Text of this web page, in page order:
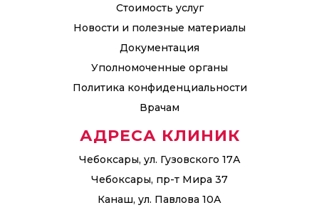
Стоимость услуг
Новости и полезные материалы
Документация
Уполномоченные органы
Политика конфиденциальности
Врачам
АДРЕСА КЛИНИК
Чебоксары, ул. Гузовского 17А
Чебоксары, пр-т Мира 37
Канаш, ул. Павлова 10А